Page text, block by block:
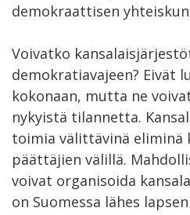
demokraattisen
Voivatko
demokratiavajeen? Eivät
kokonaan, mutta ne
nykyistä tilannetta.
toimia välittävinä eliminä
päättäjien välillä.
voivat organisoida
on Suomessa lähes